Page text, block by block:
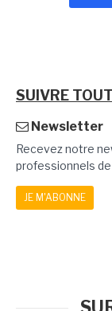
SUIVRE
Newsletter
Recevez notre
professionnels de
JE M'ABONNE